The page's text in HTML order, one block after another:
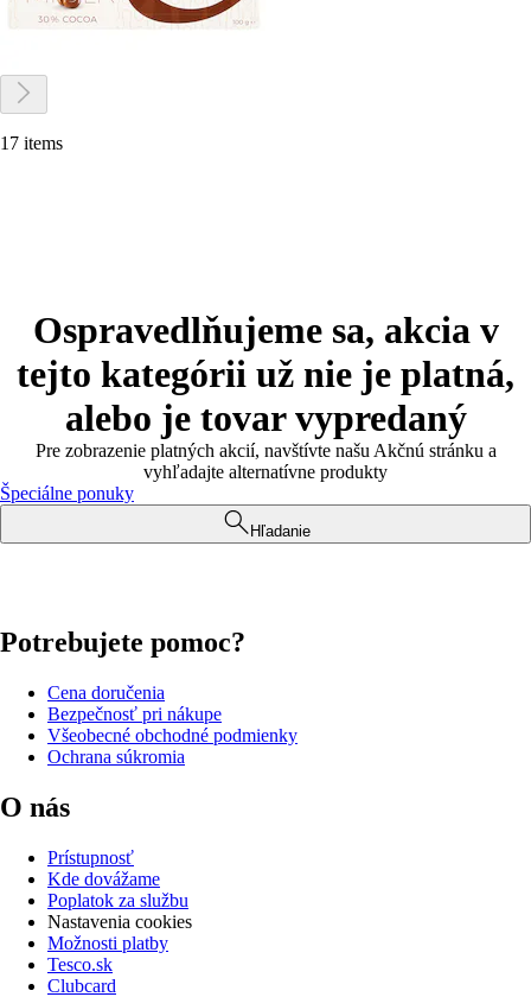
17 items
Ospravedlňujeme sa, akcia v
tejto kategórii už nie je platná,
alebo je tovar vypredaný
Pre zobrazenie platných akcií, navštívte našu Akčnú stránku a
vyhľadajte alternatívne produkty
Špeciálne ponuky
Hľadanie
Potrebujete pomoc?
Cena doručenia
Bezpečnosť pri nákupe
Všeobecné obchodné podmienky
Ochrana súkromia
O nás
Prístupnosť
Kde dovážame
Poplatok za službu
Nastavenia cookies
Možnosti platby
Tesco.sk
Clubcard